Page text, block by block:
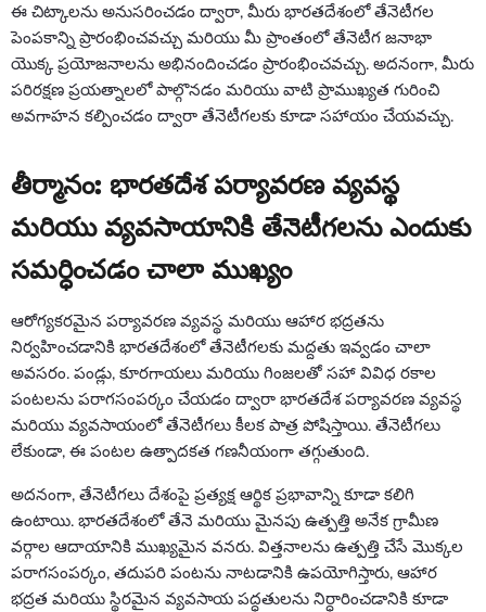
ఈ చిట్కాలను అనుసరించడం ద్వారా, మీరు భారతదేశంలో తేనెటీగల
పెంపకాన్ని ప్రారంభించవచ్చు మరియు మీ ప్రాంతంలో తేనెటీగ జనాభా
యొక్క ప్రయోజనాలను అభినందించడం ప్రారంభించవచ్చు. అదనంగా, మీరు
పరిరక్షణ ప్రయత్నాలలో పాల్గొనడం మరియు వాటి ప్రాముఖ్యత గురించి
అవగాహన కల్పించడం ద్వారా తేనెటీగలకు కూడా సహాయం చేయవచ్చు.
తీర్మానం: భారతదేశ పర్యావరణ వ్యవస్థ
మరియు వ్యవసాయానికి తేనెటీగలను ఎందుకు
సమర్ధించడం చాలా ముఖ్యం
ఆరోగ్యకరమైన పర్యావరణ వ్యవస్థ మరియు ఆహార భద్రతను
నిర్వహించడానికి భారతదేశంలో తేనెటీగలకు మద్దతు ఇవ్వడం చాలా
అవసరం. పండ్లు, కూరగాయలు మరియు గింజలతో సహా వివిధ రకాల
పంటలను పరాగసంపర్కం చేయడం ద్వారా భారతదేశ పర్యావరణ వ్యవస్థ
మరియు వ్యవసాయంలో తేనెటీగలు కీలక పాత్ర పోషిస్తాయి. తేనెటీగలు
లేకుండా, ఈ పంటల ఉత్పాదకత గణనీయంగా తగ్గుతుంది.
అదనంగా, తేనెటీగలు దేశంపై ప్రత్యక్ష ఆర్థిక ప్రభావాన్ని కూడా కలిగి
ఉంటాయి. భారతదేశంలో తేనె మరియు మైనపు ఉత్పత్తి అనేక గ్రామీణ
వర్గాల ఆదాయానికి ముఖ్యమైన వనరు. విత్తనాలను ఉత్పత్తి చేసే మొక్కల
పరాగసంపర్కం, తదుపరి పంటను నాటడానికి ఉపయోగిస్తారు, ఆహార
భద్రత మరియు స్థిరమైన వ్యవసాయ పద్ధతులను నిర్ధారించడానికి కూడా